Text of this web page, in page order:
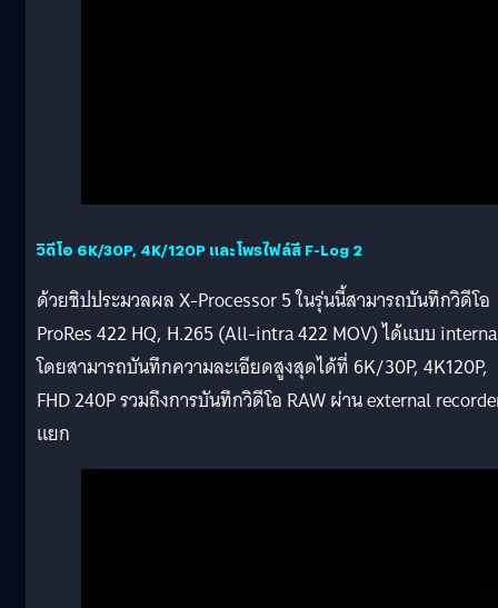
วิดีโอ 6K/30P, 4K/120P และโพรไฟล์สี F-Log 2
ด้วยชิปประมวลผล X-Processor 5 ในรุ่นนี้สามารถบันทึกวิดีโอ
ProRes 422 HQ, H.265 (All-intra 422 MOV) ได้แบบ
โดยสามารถบันทึกความละเอียดสูงสุดได้ที่ 6K/30P, 4K120P,
FHD 240P รวมถึงการบันทึกวิดีโอ RAW ผ่าน external
แยก